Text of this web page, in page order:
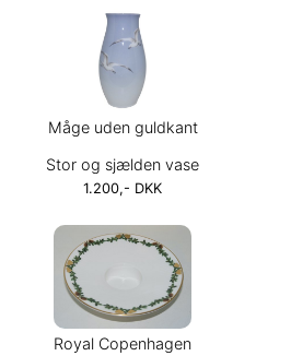
Måge uden guldkant
Stor og sjælden vase
1.200,- DKK
Royal Copenhagen